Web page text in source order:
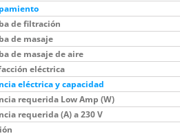
de filtración
de masaje
de masaje de aire
eléctrica
eléctrica y capacidad
requerida Low Amp (W)
requerida (A) a 230 V